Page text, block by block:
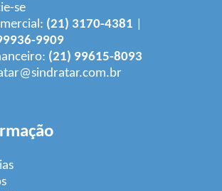
se
(21) 3170-4381
9909
(21) 99615-8093